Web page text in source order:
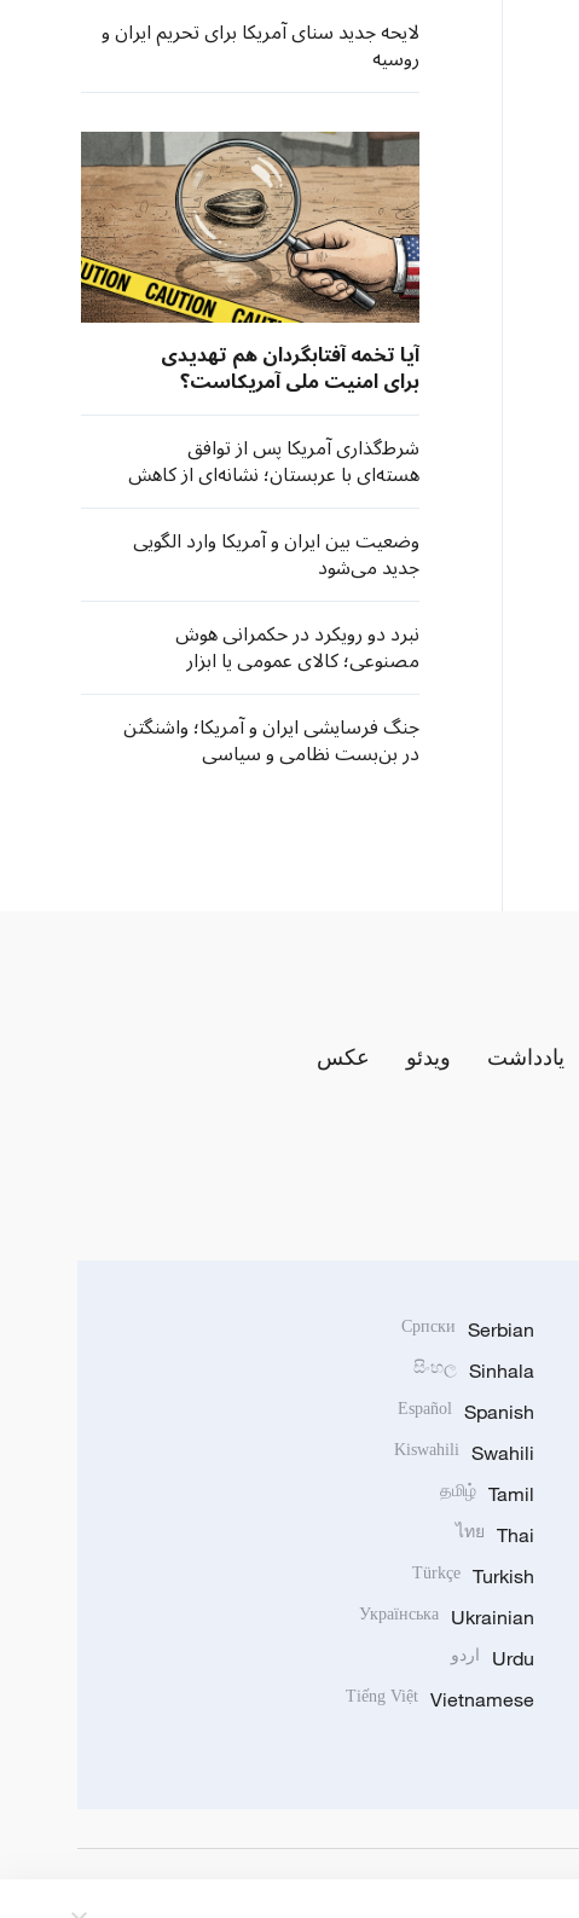
لایحه جدید سنای آمریکا برای تحریم ایران و
روسیه
آیا تخمه آفتابگردان هم تهدیدی
برای امنیت ملی آمریکاست؟
شرط‌‌گذاری آمریکا پس از توافق
هسته‌ای با عربستان؛ نشانه‌ای از کاهش
اعتماد جهانی به واشنگتن
وضعیت بین ایران و آمریکا وارد الگویی
جدید می‌شود
نبرد دو رویکرد در حکمرانی هوش
مصنوعی؛ کالای عمومی یا ابزار
هژمونی؟
جنگ فرسایشی ایران و آمریکا؛ واشنگتن
در بن‌بست نظامی و سیاسی
یادداشت ویدئو عکس
Serbian
Српски
Sinhala
සිංහල
Spanish
Español
Swahili
Kiswahili
Tamil
தமிழ்
Thai
ไทย
Turkish
Türkçe
Ukrainian
Українська
Urdu اردو
Vietnamese
Tiếng Việt